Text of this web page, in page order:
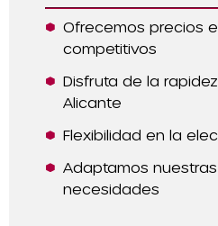
Ofrecemos precios
competitivos
Disfruta de la
Alicante
Flexibilidad en la
Adaptamos
necesidades